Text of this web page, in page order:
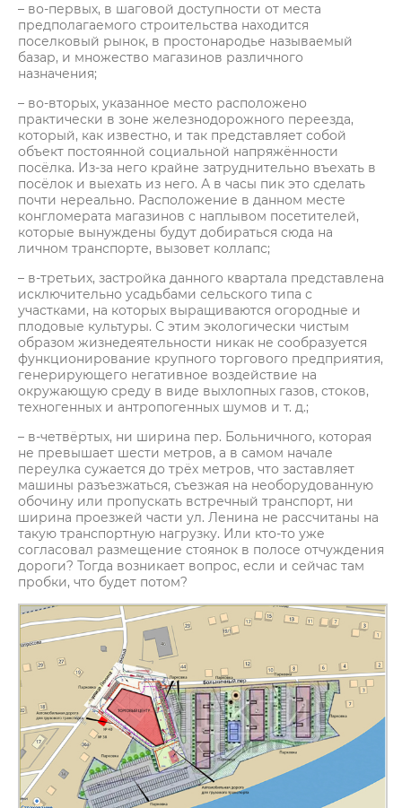
– во-первых, в шаговой доступности от места
предполагаемого строительства находится
поселковый рынок, в простонародье называемый
базар, и множество магазинов различного
назначения;
– во-вторых, указанное место расположено
практически в зоне железнодорожного переезда,
который, как известно, и так представляет собой
объект постоянной социальной напряжённости
посёлка. Из-за него крайне затруднительно въехать в
посёлок и выехать из него. А в часы пик это сделать
почти нереально. Расположение в данном месте
конгломерата магазинов с наплывом посетителей,
которые вынуждены будут добираться сюда на
личном транспорте, вызовет коллапс;
– в-третьих, застройка данного квартала представлена
исключительно усадьбами сельского типа с
участками, на которых выращиваются огородные и
плодовые культуры. С этим экологически чистым
образом жизнедеятельности никак не сообразуется
функционирование крупного торгового предприятия,
генерирующего негативное воздействие на
окружающую среду в виде выхлопных газов, стоков,
техногенных и антропогенных шумов и т. д.;
– в-четвёртых, ни ширина пер. Больничного, которая
не превышает шести метров, а в самом начале
переулка сужается до трёх метров, что заставляет
машины разъезжаться, съезжая на необорудованную
обочину или пропускать встречный транспорт, ни
ширина проезжей части ул. Ленина не рассчитаны на
такую транспортную нагрузку. Или кто-то уже
согласовал размещение стоянок в полосе отчуждения
дороги? Тогда возникает вопрос, если и сейчас там
пробки, что будет потом?